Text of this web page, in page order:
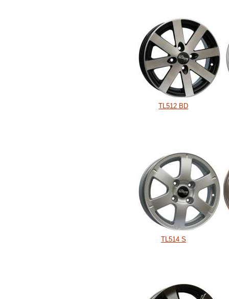
TL512 BD
TL514 S